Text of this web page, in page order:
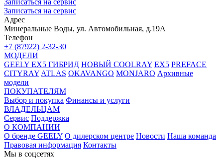
Записаться на сервис
Адрес
Минеральные Воды, ул. Автомобильная, д.19А
Телефон
+7 (87922) 2-32-30
МОДЕЛИ
GEELY EX5 ГИБРИД НОВЫЙ COOLRAY EX5 PREFACE
CITYRAY ATLAS OKAVANGO MONJARO Архивные
модели
ПОКУПАТЕЛЯМ
Выбор и покупка Финансы и услуги
ВЛАДЕЛЬЦАМ
Сервис Поддержка
О КОМПАНИИ
О бренде GEELY О дилерском центре Новости Наша команда
Правовая информация Контакты
Мы в соцсетях